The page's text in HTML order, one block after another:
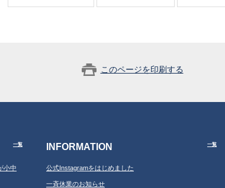
このページを印刷する
一覧
小中
INFORMATION 一覧
公式Instagramをはじめました
一斉休業のお知らせ